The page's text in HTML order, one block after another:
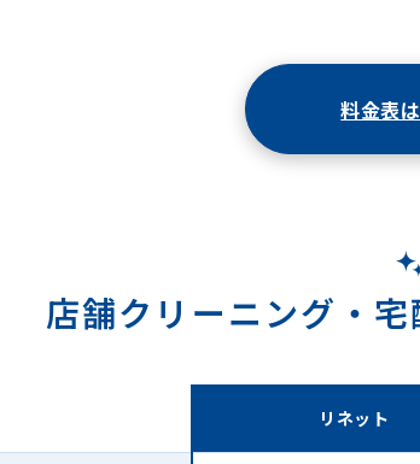
料金表
店舗クリーニング・
リネット